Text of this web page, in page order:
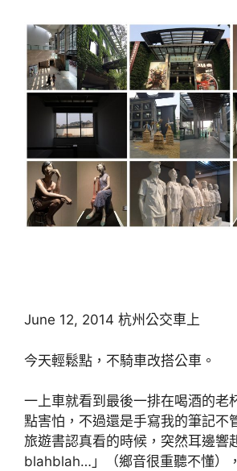
June 12, 2014 杭州公交車上
今天輕鬆點，不騎車改搭公車。
一上車就看到最後一排在喝酒的老
點害怕，不過還是手寫我的筆記不
旅遊書認真看的時候，突然耳邊響
blahblah…」（鄉音很重聽不懂）